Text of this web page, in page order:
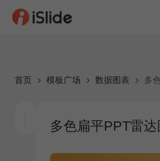
首页 模板广场 数据图表 多
多色扁平PPT雷达